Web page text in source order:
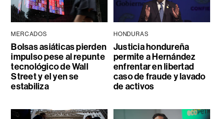
MERCADOS
Bolsas asiáticas pierden
impulso pese al repunte
tecnológico de Wall
Street y el yen se
estabiliza
HONDURAS
Justicia hondureña
permite a Hernández
enfrentar en libertad
caso de fraude y lavado
de activos